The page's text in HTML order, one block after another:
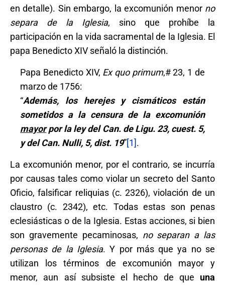
en detalle). Sin embargo, la excomunión menor no
separa de la Iglesia, sino que prohíbe la
participación en la vida sacramental de la Iglesia. El
papa Benedicto XIV señaló la distinción.
Papa Benedicto XIV, Ex quo primum,# 23, 1 de
marzo de 1756:
“Además, los herejes y cismáticos están
sometidos a la censura de la excomunión
mayorpor la ley del Can. de Ligu. 23, cuest. 5,
y del Can. Nulli, 5, dist. 19”[1].
La excomunión menor, por el contrario, se incurría
por causas tales como violar un secreto del Santo
Oficio, falsificar reliquias (c. 2326), violación de un
claustro (c. 2342), etc. Todas estas son penas
eclesiásticas o de la Iglesia. Estas acciones, si bien
son gravemente pecaminosas, no separan a las
personas de la Iglesia. Y por más que ya no se
utilizan los términos de excomunión mayor y
menor, aun así subsiste el hecho de que una